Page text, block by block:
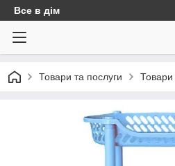
Все в дім
Товари та послуги Товари